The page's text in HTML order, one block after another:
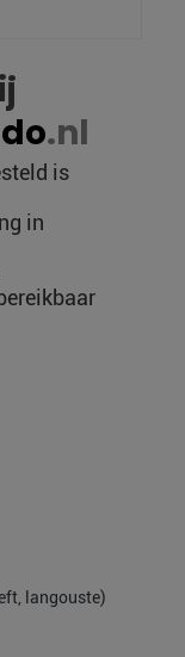
.nl
is
in
langouste)